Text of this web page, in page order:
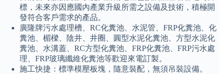
標，未來亦因應國內產業升級所需之設備及技術，積極開
發符合客戶需求的產品。
廣隆牌污水處理槽、RC化糞池、水泥管、FRP化糞池、化
糞池、楣樑、陰井、井圈、圓型水泥化糞池、方型水泥化
糞池、水溝蓋、RC方型化糞池、FRP化糞池、FRP污水處
理、FRP玻璃纖維化糞池等歡迎來電訂製。
施工快捷：標準模壓板塊，隨意裝配，無須吊裝設備。